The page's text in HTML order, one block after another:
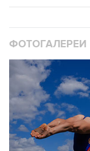
ФОТОГАЛЕРЕИ